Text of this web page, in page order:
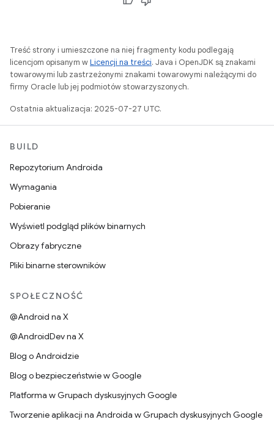
Treść strony i umieszczone na niej fragmenty kodu podlegają
licencjom opisanym wLicencji na treści. Java i OpenJDK są znakami
towarowymi lub zastrzeżonymi znakami towarowymi należącymi do
firmy Oracle lub jej podmiotów stowarzyszonych.
Ostatnia aktualizacja: 2025-07-27 UTC.
BUILD
Repozytorium Androida
Wymagania
Pobieranie
Wyświetl podgląd plików binarnych
Obrazy fabryczne
Pliki binarne sterowników
SPOŁECZNOŚĆ
@Android na X
@AndroidDev na X
Blog o Androidzie
Blog o bezpieczeństwie w Google
Platforma w Grupach dyskusyjnych Google
Tworzenie aplikacji na Androida w Grupach dyskusyjnych Google